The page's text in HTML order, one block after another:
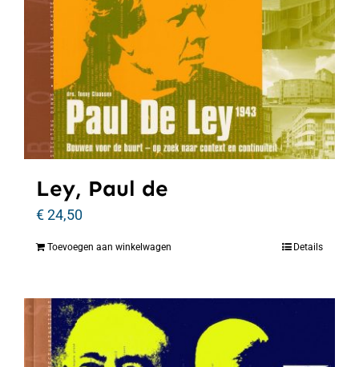
Ley, Paul de
€24,50
Toevoegen aan winkelwagen Details